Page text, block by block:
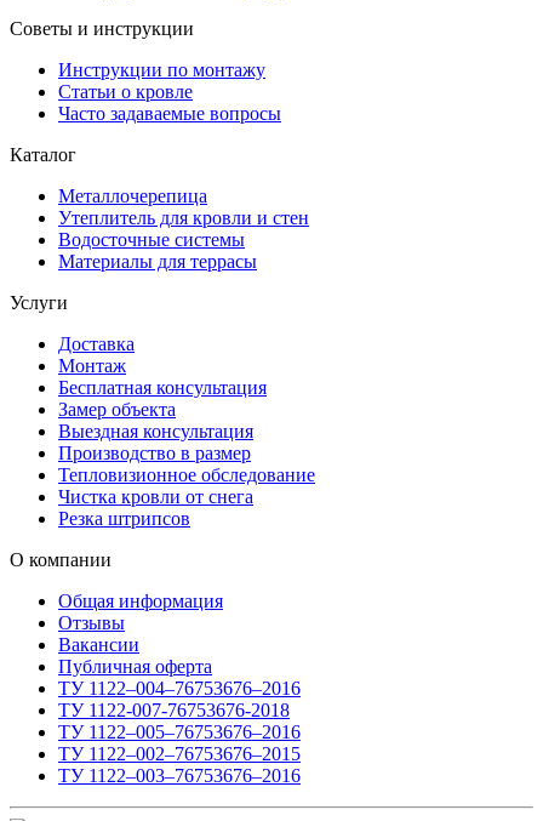
Советы и инструкции
Инструкции по монтажу
Статьи о кровле
Часто задаваемые вопросы
Каталог
Металлочерепица
Утеплитель для кровли и стен
Водосточные системы
Материалы для террасы
Услуги
Доставка
Монтаж
Бесплатная консультация
Замер объекта
Выездная консультация
Производство в размер
Тепловизионное обследование
Чистка кровли от снега
Резка штрипсов
О компании
Общая информация
Отзывы
Вакансии
Публичная оферта
ТУ 1122–004–76753676–2016
ТУ 1122-007-76753676-2018
ТУ 1122–005–76753676–2016
ТУ 1122–002–76753676–2015
ТУ 1122–003–76753676–2016